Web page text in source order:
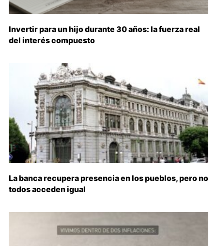
Invertir para un hijo durante 30 años: la fuerza real
del interés compuesto
La banca recupera presencia en los pueblos, pero no
todos acceden igual